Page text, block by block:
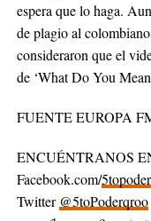
espera que lo haga.
de plagio al
consideraron que el
de ‘What Do You
FUENTE EUROPA
ENCUÉNTRANOS
Facebook.com/
Twitter @5toPoderqroo